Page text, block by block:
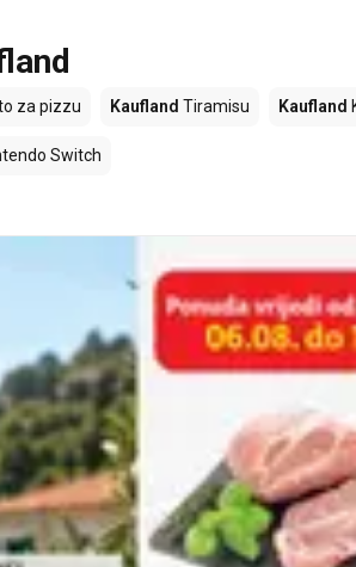
za pizzu Kaufland Tiramisu Kaufland
Switch